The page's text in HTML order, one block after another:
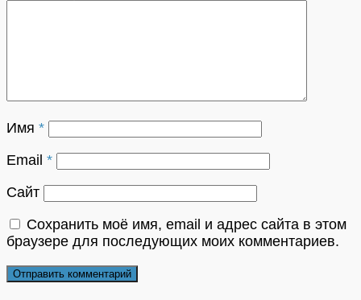
Имя *
Email *
Сайт
Сохранить моё имя, email и адрес сайта в этом
браузере для последующих моих комментариев.